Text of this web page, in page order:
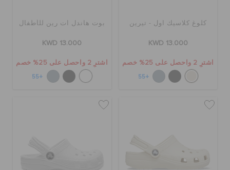
كلوغ كلاسيك اول - تيرين
KWD 13.000
اشترِ 2 واحصل على 25% خصم
+55
بوت هاندل ات رين للأطفال
KWD 13.000
اشترِ 2 واحصل على 25% خصم
+55